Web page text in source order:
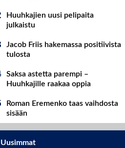
Huuhkajien uusi pelipaita
julkaistu
Jacob Friis hakemassa positiivista
tulosta
Saksa astetta parempi –
Huuhkajille raakaa oppia
Roman Eremenko taas vaihdosta
sisään
Uusimmat